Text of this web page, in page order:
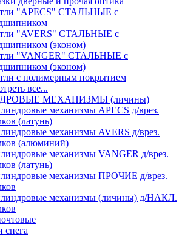
"APECS" СТАЛЬНЫЕ с
"AVERS" СТАЛЬНЫЕ с
(эконом)
"VANGER" СТАЛЬНЫЕ с
(эконом)
с полимерным покрытием
все...
МЕХАНИЗМЫ (личины)
механизмы APECS д/врез.
(латунь)
механизмы AVERS д/врез.
(алюминий)
механизмы VANGER д/врез.
(латунь)
механизмы ПРОЧИЕ д/врез.
механизмы (личины) д/НАКЛ.
снега